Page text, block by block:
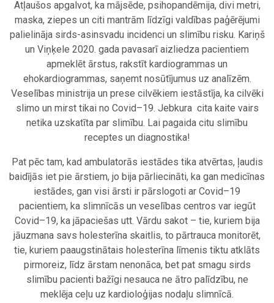
Atļaušos apgalvot, ka mājsēde, psihopandēmija, divi metri,
maska, ziepes un citi mantrām līdzīgi valdības paģērējumi
palielināja sirds-asinsvadu incidenci un slimību risku. Kariņš
un Viņķele 2020. gada pavasarī aizliedza pacientiem
apmeklēt ārstus, rakstīt kardiogrammas un
ehokardiogrammas, saņemt nosūtījumus uz analīzēm.
Veselības ministrija un prese cilvēkiem iestāstīja, ka cilvēki
slimo un mirst tikai no Covid–19. Jebkura cita kaite vairs
netika uzskatīta par slimību. Lai pagaida citu slimību
receptes un diagnostika!
Pat pēc tam, kad ambulatorās iestādes tika atvērtas, ļaudis
baidījās iet pie ārstiem, jo bija pārliecināti, ka gan medicīnas
iestādes, gan visi ārsti ir pārslogoti ar Covid–19
pacientiem, ka slimnīcās un veselības centros var iegūt
Covid–19, ka jāpaciešas utt. Vārdu sakot – tie, kuriem bija
jāuzmana savs holesterīna skaitlis, to pārtrauca monitorēt,
tie, kuriem paaugstinātais holesterīna līmenis tiktu atklāts
pirmoreiz, līdz ārstam nenonāca, bet pat smagu sirds
slimību pacienti bažīgi nesauca ne ātro palīdzību, ne
meklēja ceļu uz kardioloģijas nodaļu slimnīcā.